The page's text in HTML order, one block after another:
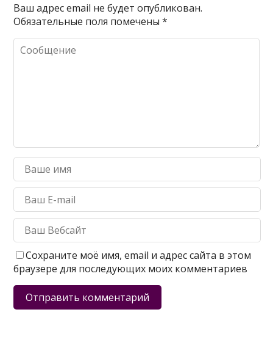
Ваш адрес email не будет опубликован.
Обязательные поля помечены*
Сохраните моё имя, email и адрес сайта в этом
браузере для последующих моих комментариев